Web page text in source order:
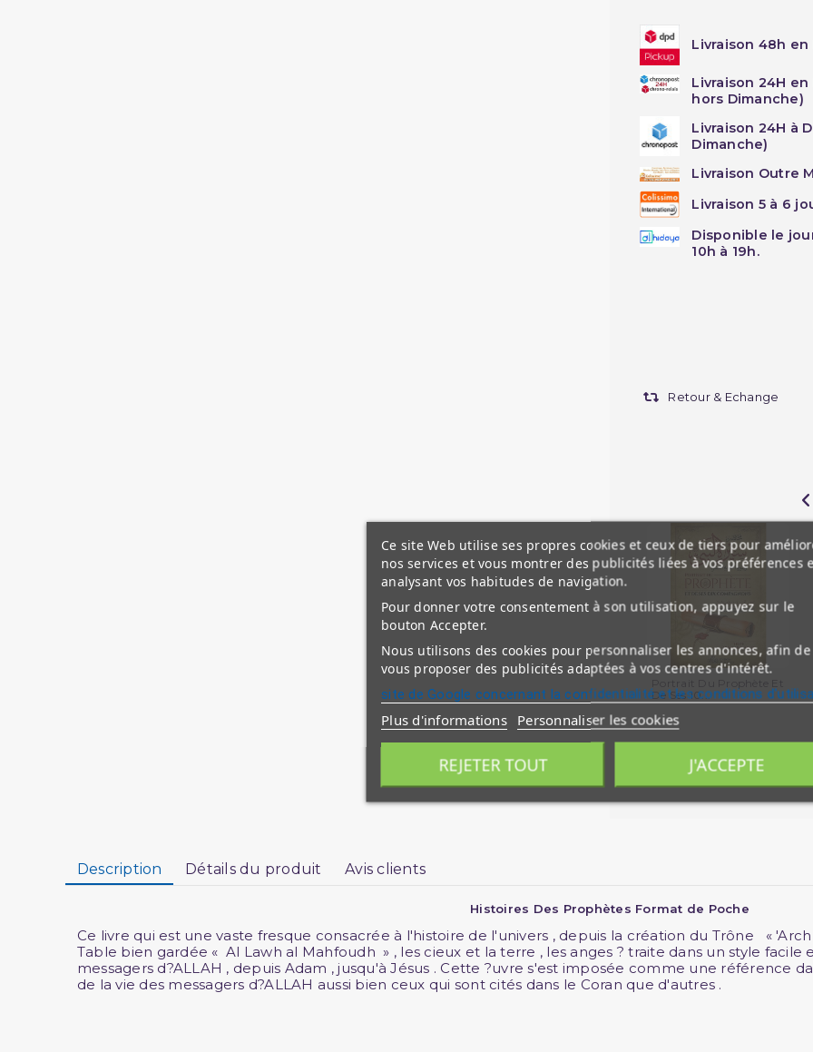
Livraison 48h en
Livraison 24H
hors Dimanche)
Livraison 24H à
Dimanche)
Livraison Outre
Livraison 5 à 6
Disponible le
10h à 19h.
Retour & Echange
De Ses 10...
Description Détails du produit Avis clients
Histoires Des Prophètes Format de Poche
Ce livre qui est une vaste fresque consacrée à l'histoire de l'univers , depuis la création du Trône «
Table bien gardée « Al Lawh al Mahfoudh » , les cieux et la terre , les anges ? traite dans un style
messagers d?ALLAH , depuis Adam , jusqu'à Jésus . Cette ?uvre s'est imposée comme une référence
de la vie des messagers d?ALLAH aussi bien ceux qui sont cités dans le Coran que d'autres .
Ce site Web utilise ses propres cookies et ceux de tiers pour
nos services et vous montrer des publicités liées à vos préférences
analysant vos habitudes de navigation.
Pour donner votre consentement à son utilisation, appuyez sur le
bouton Accepter.
Nous utilisons des cookies pour personnaliser les annonces, afin de
vous proposer des publicités adaptées à vos centres d'intérêt.
site de Google concernant la confidentialité et les conditions
Plus d'informations Personnaliser les cookies
REJETER TOUT J'ACCEPTE